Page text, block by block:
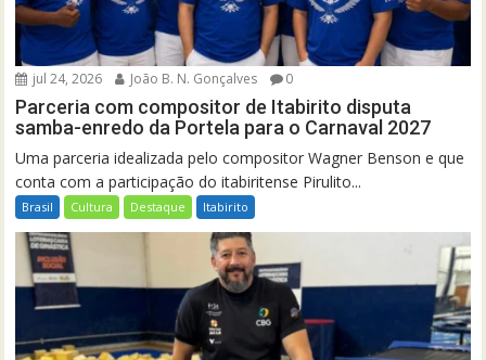
jul 24, 2026 João B. N. Gonçalves 0
Parceria com compositor de Itabirito disputa
samba-enredo da Portela para o Carnaval 2027
Uma parceria idealizada pelo compositor Wagner Benson e que
conta com a participação do itabiritense Pirulito...
Brasil Cultura Destaque Itabirito